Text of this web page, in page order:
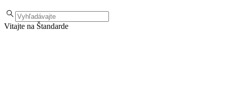
Vitajte na Štandarde